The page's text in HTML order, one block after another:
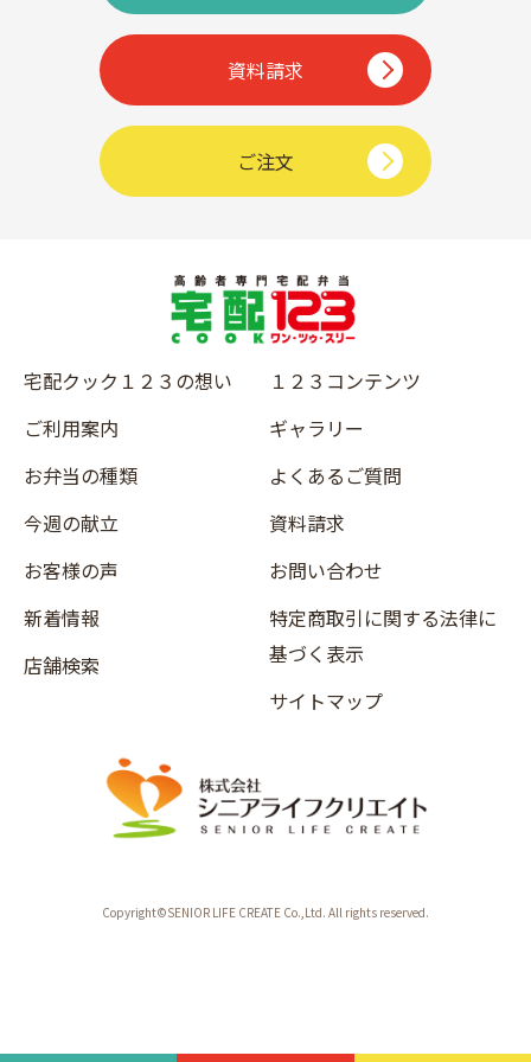
資料請求
ご注文
宅配クック１２３の想い
ご利用案内
お弁当の種類
今週の献立
お客様の声
新着情報
店舗検索
１２３コンテンツ
ギャラリー
よくあるご質問
資料請求
お問い合わせ
特定商取引に関する法律に
基づく表示
サイトマップ
Copyright©SENIOR LIFE CREATE Co.,Ltd. All rights reserved.